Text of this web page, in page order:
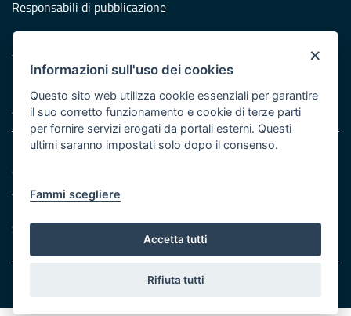
Responsabili di pubblicazione
Protezione civile
Vai al sito di Protezione Civile Puglia
Iniziativa finanziata con risorse del POR Puglia 2014/2020 -
Asse XI
Note legali
Cookie e privacy
Atti di notifica
Servizi Intranet
© Regione Puglia
×
Informazioni sull'uso dei cookies
Questo sito web utilizza cookie essenziali per garantire
il suo corretto funzionamento e cookie di terze parti
per fornire servizi erogati da portali esterni. Questi
ultimi saranno impostati solo dopo il consenso.
Fammi scegliere
Accetta tutti
Rifiuta tutti